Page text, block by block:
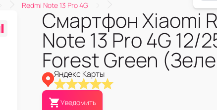
Redmi Note 13 Pro 4G
Смартфон Xiaomi
Note 13 Pro 4G 12/
Forest Green
Яндекс Карты
Уведомить